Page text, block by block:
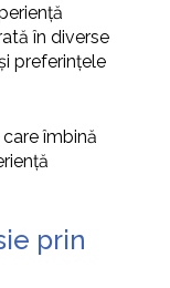
în diverse
preferințele
îmbină
prin